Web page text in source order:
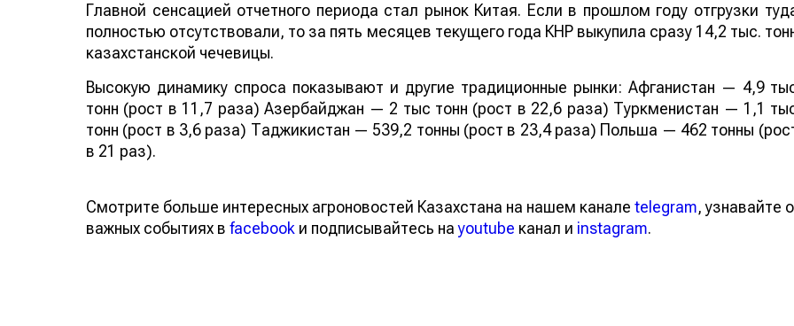
Главной сенсацией отчетного периода стал рынок Китая. Если в прошлом году отгрузки
полностью отсутствовали, то за пять месяцев текущего года КНР выкупила сразу 14,2 тыс.
казахстанской чечевицы.
Высокую динамику спроса показывают и другие традиционные рынки: Афганистан — 4,9
тонн (рост в 11,7 раза) Азербайджан — 2 тыс тонн (рост в 22,6 раза) Туркменистан — 1,1
тонн (рост в 3,6 раза) Таджикистан — 539,2 тонны (рост в 23,4 раза) Польша — 462 тонны
в 21 раз).
Смотрите больше интересных агроновостей Казахстана на нашем канале telegram, узнавайте о
важных событиях в facebook и подписывайтесь наyoutube канал и instagram.